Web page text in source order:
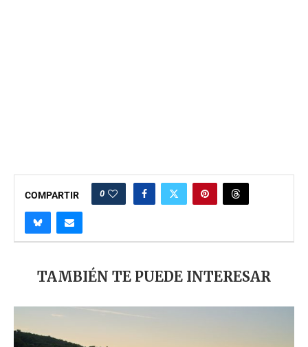
COMPARTIR 0
TAMBIÉN TE PUEDE INTERESAR